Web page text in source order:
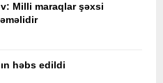
Milli maraqlar şəxsi
həbs edildi